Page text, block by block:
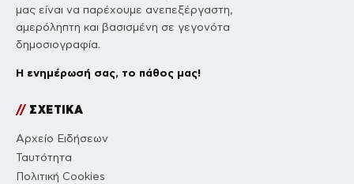
μας είναι να παρέχουμε ανεπεξέργαστη,
αμερόληπτη και βασισμένη σε γεγονότα
δημοσιογραφία.
Η ενημέρωσή σας, το πάθος μας!
//ΣΧΕΤΙΚΑ
Αρχείο Ειδήσεων
Ταυτότητα
Πολιτική Cookies